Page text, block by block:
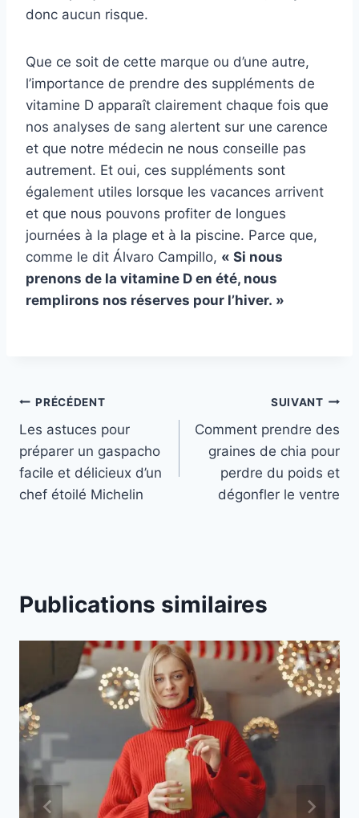
donc aucun risque.
Que ce soit de cette marque ou d’une autre,
l’importance de prendre des suppléments de
vitamine D apparaît clairement chaque fois que
nos analyses de sang alertent sur une carence
et que notre médecin ne nous conseille pas
autrement. Et oui, ces suppléments sont
également utiles lorsque les vacances arrivent
et que nous pouvons profiter de longues
journées à la plage et à la piscine. Parce que,
comme le dit Álvaro Campillo, « Si nous
prenons de la vitamine D en été, nous
remplirons nos réserves pour l’hiver. »
Navigation
de
l’article
PRÉCÉDENT
Les astuces pour
préparer un gaspacho
facile et délicieux d’un
chef étoilé Michelin
SUIVANT
Comment prendre des
graines de chia pour
perdre du poids et
dégonfler le ventre
Publications similaires